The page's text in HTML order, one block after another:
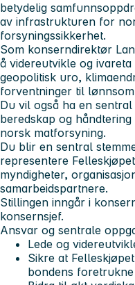
betydelig
av infrastrukturen for
forsyningssikkerhet.
Som konserndirektør
å videreutvikle og
geopolitisk uro,
forventninger til
Du vil også ha en
beredskap og
norsk matforsyning.
Du blir en sentral
representere
myndigheter,
samarbeidspartnere.
Stillingen inngår i
konsernsjef.
Ansvar og sentrale
Lede og
Sikre at
bondens